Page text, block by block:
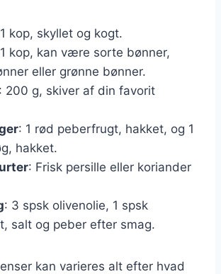
kop, skyllet og kogt.
kop, kan være sorte bønner,
eller grønne bønner.
: 200 g, skiver af din favorit
: 1 rød peberfrugt, hakket, og 1
hakket.
: Frisk persille eller koriander
: 3 spsk olivenolie, 1 spsk
salt og peber efter smag.
kan varieres alt efter hvad